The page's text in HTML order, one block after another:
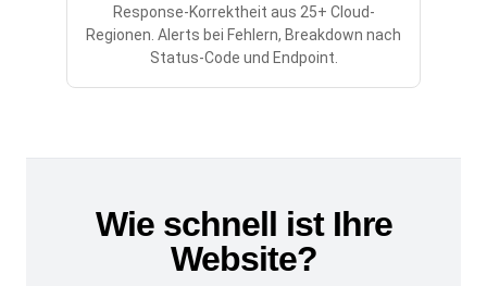
Response-Korrektheit aus 25+ Cloud-
Regionen. Alerts bei Fehlern, Breakdown nach
Status-Code und Endpoint.
Wie schnell ist Ihre
Website?